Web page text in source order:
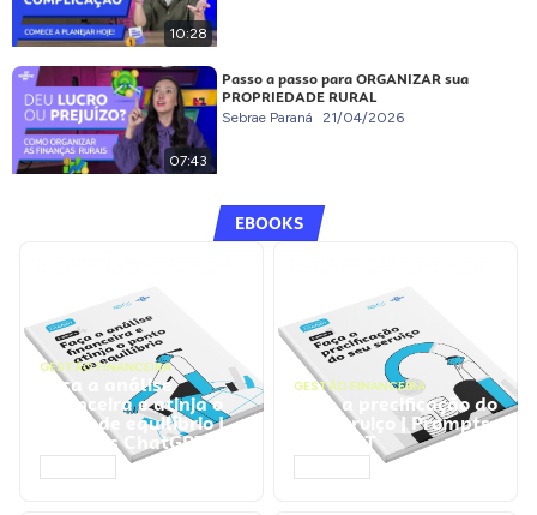
10:28
07:43
Passo a passo para ORGANIZAR sua
PROPRIEDADE RURAL
Sebrae Paraná 21/04/2026
EBOOKS
GESTÃO FINANCEIRA
Faça a análise
financeira e atinja o
ponto de equilíbrio |
Prompts ChatGPT
GESTÃO FINANCEIRA
Faça a precificação do
seu serviço | Prompts
ChatGPT